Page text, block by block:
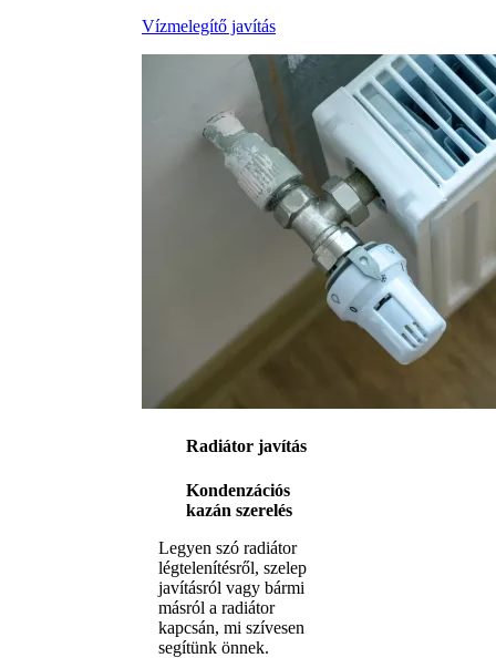
Vízmelegítő javítás
Radiátor javítás
Kondenzációs
kazán szerelés
Legyen szó radiátor
légtelenítésről, szelep
javításról vagy bármi
másról a radiátor
kapcsán, mi szívesen
segítünk önnek.